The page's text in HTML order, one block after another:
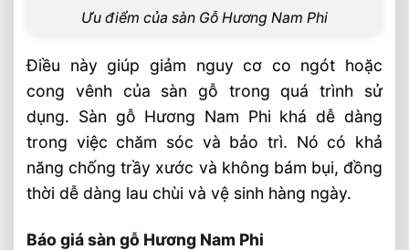
Ưu điểm của sàn Gỗ Hương Nam Phi
Điều này giúp giảm nguy cơ co ngót hoặc
cong vênh của sàn gỗ trong quá trình sử
dụng. Sàn gỗ Hương Nam Phi khá dễ dàng
trong việc chăm sóc và bảo trì. Nó có khả
năng chống trầy xước và không bám bụi, đồng
thời dễ dàng lau chùi và vệ sinh hàng ngày.
Báo giá sàn gỗ Hương Nam Phi